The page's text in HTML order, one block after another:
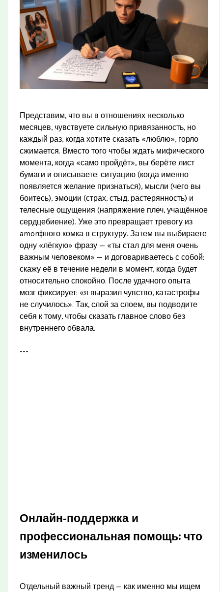
Представим, что вы в отношениях несколько
месяцев, чувствуете сильную привязанность, но
каждый раз, когда хотите сказать «люблю», горло
сжимается. Вместо того чтобы ждать мифического
момента, когда «само пройдёт», вы берёте лист
бумаги и описываете: ситуацию (когда именно
появляется желание признаться), мысли (чего вы
боитесь), эмоции (страх, стыд, растерянность) и
телесные ощущения (напряжение плеч, учащённое
сердцебиение). Уже это превращает тревогу из
amorфного комка в структуру. Затем вы выбираете
одну «лёгкую» фразу — «ты стал для меня очень
важным человеком» — и договариваетесь с собой:
скажу её в течение недели в момент, когда будет
относительно спокойно. После удачного опыта
мозг фиксирует: «я выразил чувство, катастрофы
не случилось». Так, слой за слоем, вы подводите
себя к тому, чтобы сказать главное слово без
внутреннего обвала.
---
Онлайн‑поддержка и
профессиональная помощь: что
изменилось
Отдельный важный тренд — как именно мы ищем